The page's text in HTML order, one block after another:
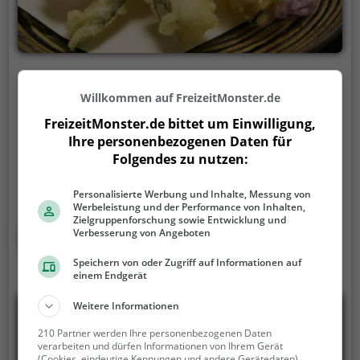
Asahii
In Linz befindet sich das Restaurant Asahii, das mit
seiner vielfältigen Auswahl an japanischen und
erstklassige Atmosphäre eintauchen, das stilvolle
Ambiente genießen und sich von der Vielfalt an
Sushi und vegetarischen Gerichten verführen lassen.
Egal, ob man sich für traditionelle japanische
Köstlichkeiten oder asiatische Spezialitäten
interessiert, im Asahii wird man garantiert fündig.
Mehr erfahren
Willkommen auf FreizeitMonster.de
FreizeitMonster.de bittet um Einwilligung,
Ihre personenbezogenen Daten für
Folgendes zu nutzen:
Personalisierte Werbung und Inhalte, Messung von
Werbeleistung und der Performance von Inhalten,
Zielgruppenforschung sowie Entwicklung und
Verbesserung von Angeboten
Speichern von oder Zugriff auf Informationen auf
einem Endgerät
Weitere Informationen
210 Partner werden Ihre personenbezogenen Daten
verarbeiten und dürfen Informationen von Ihrem Gerät